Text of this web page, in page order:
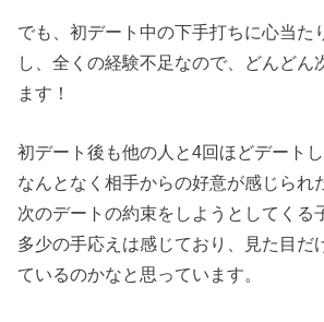
でも、初デート中の下手打ちに心当た
し、全くの経験不足なので、どんどん
ます！
初デート後も他の人と4回ほどデートし
なんとなく相手からの好意が感じられ
次のデートの約束をしようとしてくる
多少の手応えは感じており、見た目だ
ているのかなと思っています。